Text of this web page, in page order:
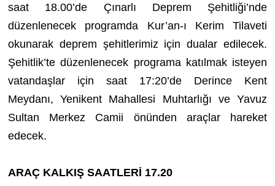
saat 18.00’de Çınarlı Deprem Şehitliği’nde
düzenlenecek programda Kur’an-ı Kerim Tilaveti
okunarak deprem şehitlerimiz için dualar edilecek.
Şehitlik’te düzenlenecek programa katılmak isteyen
vatandaşlar için saat 17:20’de Derince Kent
Meydanı, Yenikent Mahallesi Muhtarlığı ve Yavuz
Sultan Merkez Camii önünden araçlar hareket
edecek.
ARAÇ KALKIŞ SAATLERİ 17.20